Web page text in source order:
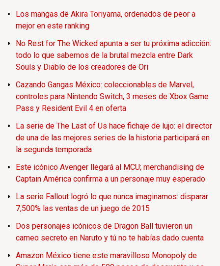
Los mangas de Akira Toriyama, ordenados de peor a
mejor en este ranking
No Rest for The Wicked apunta a ser tu próxima adicción:
todo lo que sabemos de la brutal mezcla entre Dark
Souls y Diablo de los creadores de Ori
Cazando Gangas México: coleccionables de Marvel,
controles para Nintendo Switch, 3 meses de Xbox Game
Pass y Resident Evil 4 en oferta
La serie de The Last of Us hace fichaje de lujo: el director
de una de las mejores series de la historia participará en
la segunda temporada
Este icónico Avenger llegará al MCU; merchandising de
Captain América confirma a un personaje muy esperado
La serie Fallout logró lo que nunca imaginamos: disparar
7,500% las ventas de un juego de 2015
Dos personajes icónicos de Dragon Ball tuvieron un
cameo secreto en Naruto y tú no te habías dado cuenta
Amazon México tiene este maravilloso Monopoly de